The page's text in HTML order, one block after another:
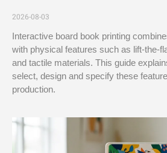
2026-08-03
Interactive board book printing
with physical features such as lift-the-
and tactile materials. This guide
select, design and specify these
production.